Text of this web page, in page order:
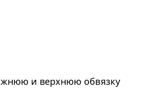
и верхнюю обвязку